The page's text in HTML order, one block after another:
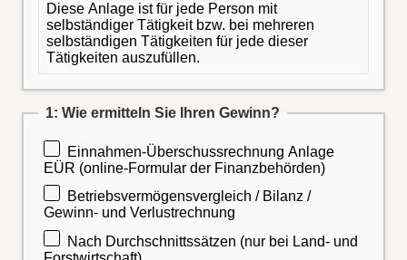
Diese Anlage ist für jede Person mit
selbständiger Tätigkeit bzw. bei mehreren
selbständigen Tätigkeiten für jede dieser
Tätigkeiten auszufüllen.
1: Wie ermitteln Sie Ihren Gewinn?
Einnahmen-Überschussrechnung Anlage
EÜR (online-Formular der Finanzbehörden)
Betriebsvermögensvergleich / Bilanz /
Gewinn- und Verlustrechnung
Nach Durchschnittssätzen (nur bei Land- und